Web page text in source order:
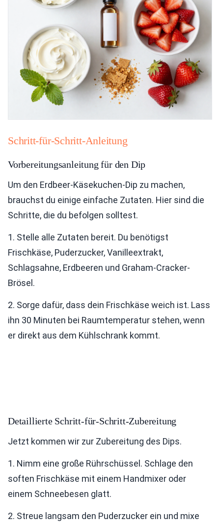
Schritt-für-Schritt-Anleitung
Vorbereitungsanleitung für den Dip
Um den Erdbeer-Käsekuchen-Dip zu machen,
brauchst du einige einfache Zutaten. Hier sind die
Schritte, die du befolgen solltest.
1. Stelle alle Zutaten bereit. Du benötigst
Frischkäse, Puderzucker, Vanilleextrakt,
Schlagsahne, Erdbeeren und Graham-Cracker-
Brösel.
2. Sorge dafür, dass dein Frischkäse weich ist. Lass
ihn 30 Minuten bei Raumtemperatur stehen, wenn
er direkt aus dem Kühlschrank kommt.
Detaillierte Schritt-für-Schritt-Zubereitung
Jetzt kommen wir zur Zubereitung des Dips.
1. Nimm eine große Rührschüssel. Schlage den
soften Frischkäse mit einem Handmixer oder
einem Schneebesen glatt.
2. Streue langsam den Puderzucker ein und mixe